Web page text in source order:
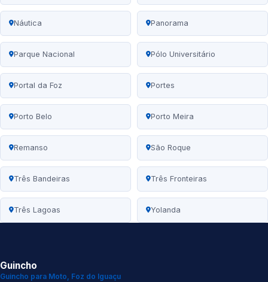
Náutica Panorama
Parque Nacional Pólo Universitário
Portal da Foz Portes
Porto Belo Porto Meira
Remanso São Roque
Três Bandeiras Três Fronteiras
Três Lagoas Yolanda
Guincho
Guincho para Moto, Foz do Iguaçu